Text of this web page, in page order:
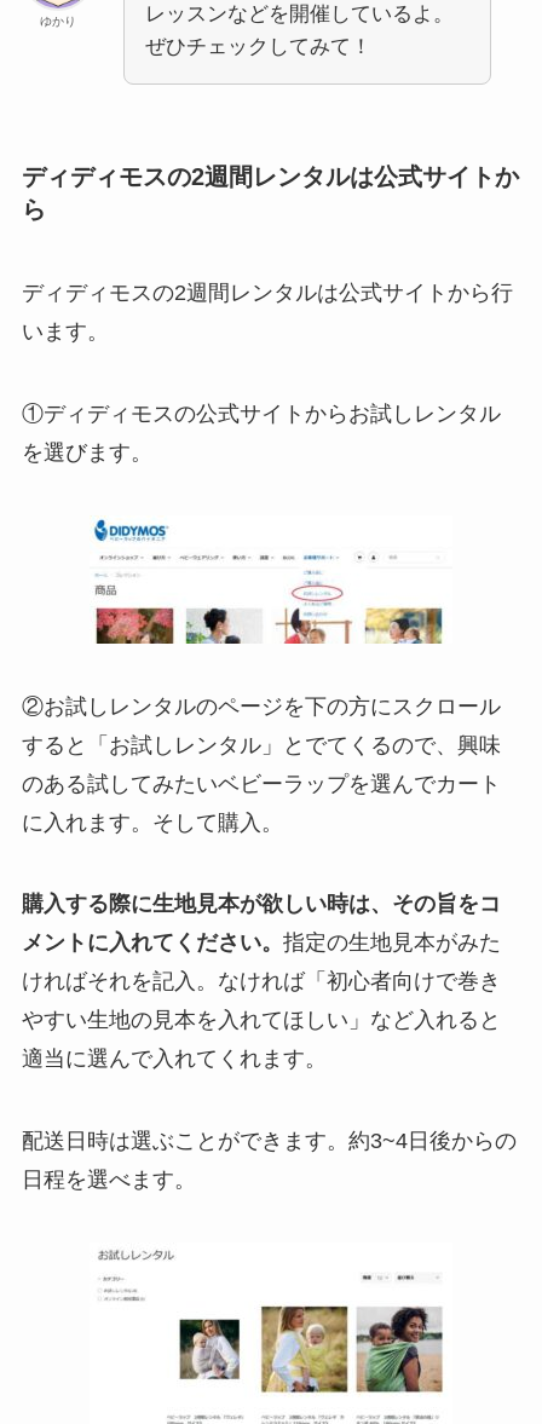
ゆかり
レッスンなどを開催しているよ。
ぜひチェックしてみて！
ディディモスの2週間レンタルは公式サイトか
ら
ディディモスの2週間レンタルは公式サイトから行
います。
①ディディモスの公式サイトからお試しレンタル
を選びます。
②お試しレンタルのページを下の方にスクロール
すると「お試しレンタル」とでてくるので、興味
のある試してみたいベビーラップを選んでカート
に入れます。そして購入。
購入する際に生地見本が欲しい時は、その旨をコ
メントに入れてください。 指定の生地見本がみた
ければそれを記入。なければ「初心者向けで巻き
やすい生地の見本を入れてほしい」など入れると
適当に選んで入れてくれます。
配送日時は選ぶことができます。約3~4日後からの
日程を選べます。